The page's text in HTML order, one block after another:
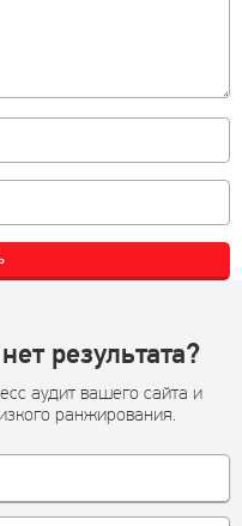
результата?
аудит вашего сайта и
ранжирования.